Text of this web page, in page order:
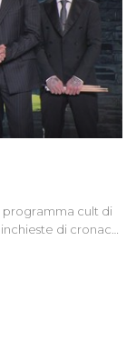
programma cult di
di cronaca